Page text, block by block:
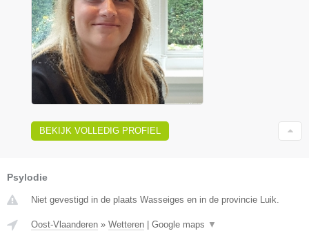
BEKIJK VOLLEDIG PROFIEL
Psylodie
Niet gevestigd in de plaats Wasseiges en in de provincie Luik.
Oost-Vlaanderen » Wetteren Google maps ▼